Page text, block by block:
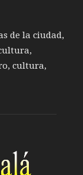
de la ciudad,
cultura,